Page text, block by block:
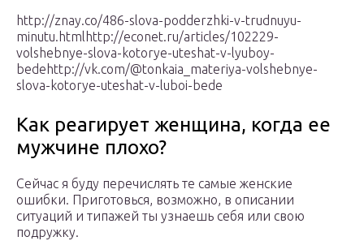
http://znay.co/486-slova-podderzhki-v-trudnuyu-
minutu.htmlhttp://econet.ru/articles/102229-
volshebnye-slova-kotorye-uteshat-v-lyuboy-
bedehttp://vk.com/@tonkaia_materiya-volshebnye-
slova-kotorye-uteshat-v-luboi-bede
Как реагирует женщина, когда ее
мужчине плохо?
Сейчас я буду перечислять те самые женские
ошибки. Приготовься, возможно, в описании
ситуаций и типажей ты узнаешь себя или свою
подружку.